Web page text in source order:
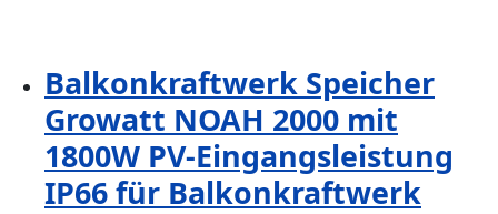
Balkonkraftwerk Speicher
Growatt NOAH 2000 mit
1800W PV-Eingangsleistung
IP66 für Balkonkraftwerk